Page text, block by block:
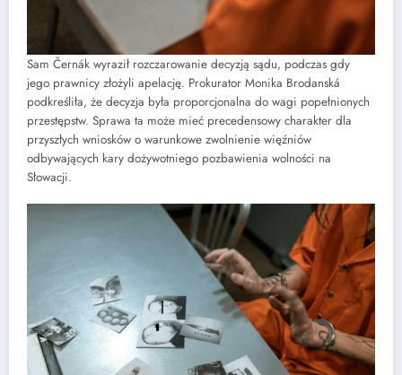
Sam Černák wyraził rozczarowanie decyzją sądu, podczas gdy
jego prawnicy złożyli apelację. Prokurator Monika Brodanská
podkreśliła, że decyzja była proporcjonalna do wagi popełnionych
przestępstw. Sprawa ta może mieć precedensowy charakter dla
przyszłych wniosków o warunkowe zwolnienie więźniów
odbywających kary dożywotniego pozbawienia wolności na
Słowacji.